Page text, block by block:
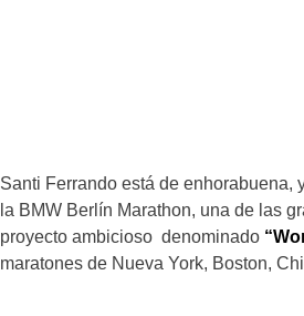
Santi Ferrando está de enhorabuena,
la BMW Berlín Marathon, una de las
proyecto ambicioso denominado
maratones de Nueva York, Boston,